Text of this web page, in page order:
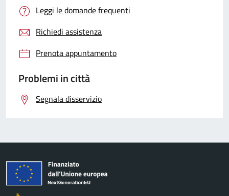
Leggi le domande frequenti
Richiedi assistenza
Prenota appuntamento
Problemi in città
Segnala disservizio